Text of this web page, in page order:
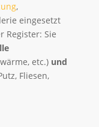
,
eingesetzt
Register: Sie
etc.) und
Fliesen,